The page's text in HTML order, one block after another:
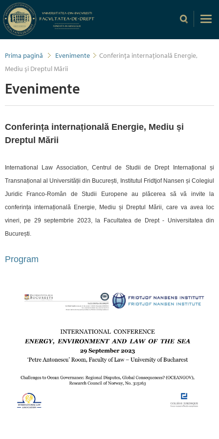
Prima pagină Evenimente
Conferința internațională Energie,
Mediu și Dreptul Mării
Evenimente
Conferința internațională Energie, Mediu și
Dreptul Mării
International Law Association, Centrul de Studii de Drept Internațional și
Transnațional al Universității din București, Institutul Fridtjof Nansen și Colegiul
Juridic Franco-Român de Studii Europene au plăcerea să vă invite la
conferința internațională Energie, Mediu și Dreptul Mării, care va avea loc
vineri, pe 29 septembrie 2023, la Facultatea de Drept - Universitatea din
București.
Program